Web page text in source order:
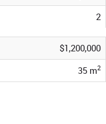
2
$1,200,000
35 m2